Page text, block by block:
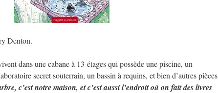
Denton.
dans une cabane à 13 étages qui possède une piscine, un
secret souterrain, un bassin à requins, et bien d’autres pièces
c’est notre maison, et c’est aussi l’endroit où on fait des livres